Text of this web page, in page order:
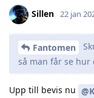
Sillen 22 jan
Fantomen
så man får se
Upp till bevis nu